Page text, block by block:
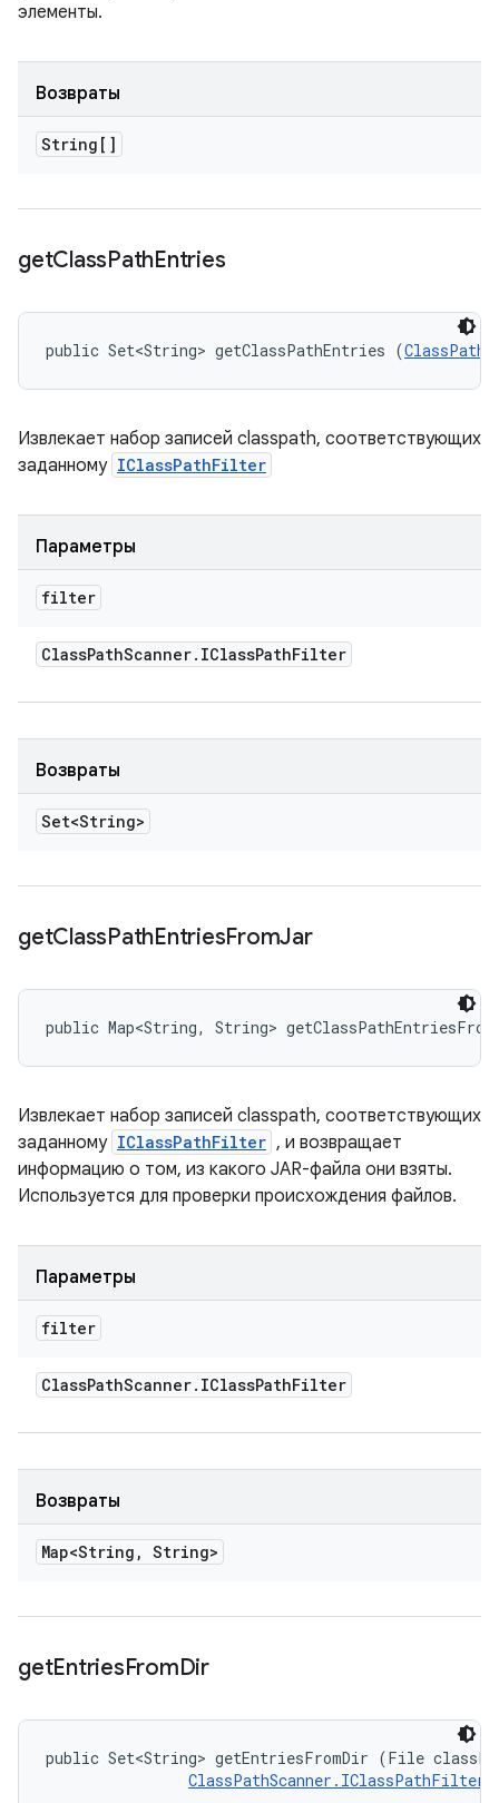
элементы.
Возвраты
String[]
getClassPathEntries
public Set<String> getClassPathEntries (
Извлекает набор записей classpath, соответствующих
заданному IClassPathFilter
Параметры
filter
ClassPathScanner. IClassPathFilter
Возвраты
Set<String>
getClassPathEntriesFromJar
public Map<String, String>
Извлекает набор записей classpath, соответствующих
заданному IClassPathFilter , и возвращает
информацию о том, из какого JAR-файла они взяты.
Используется для проверки происхождения файлов.
Параметры
filter
ClassPathScanner. IClassPathFilter
Возвраты
Map<String , String>
getEntriesFromDir
public Set<String> getEntriesFromDir (File
ClassPathScanner.IClassPathFilter